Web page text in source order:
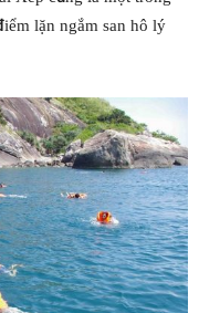
lặn ngắm san hô lý